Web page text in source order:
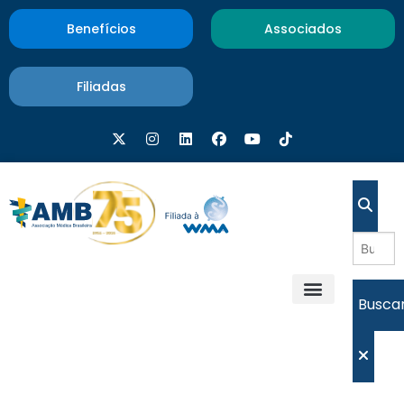
Benefícios Associados
Filiadas